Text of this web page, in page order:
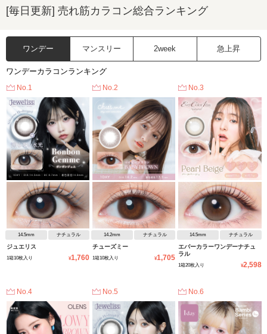
[毎日更新] 売れ筋カラコン総合ランキング
ワンデー マンスリー 2week 急上昇
ワンデーカラコンランキング
No.1
14.5mm ナチュラル
ジュエリス
1箱10枚入り ¥1,760
No.2
14.2mm ナチュラル
チューズミー
1箱10枚入り ¥1,705
No.3
14.5mm ナチュラル
エバーカラーワンデーナチュ
ラル
1箱20枚入り ¥2,598
No.4 No.5 No.6